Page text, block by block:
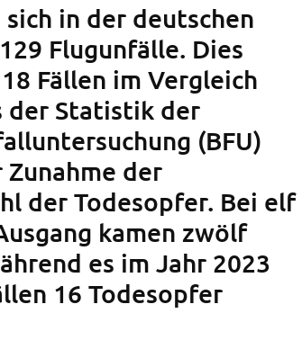
in der deutschen
Flugunfälle. Dies
Fällen im Vergleich
der Statistik der
(BFU)
der
der Todesopfer. Bei elf
kamen zwölf
es im Jahr 2023
16 Todesopfer